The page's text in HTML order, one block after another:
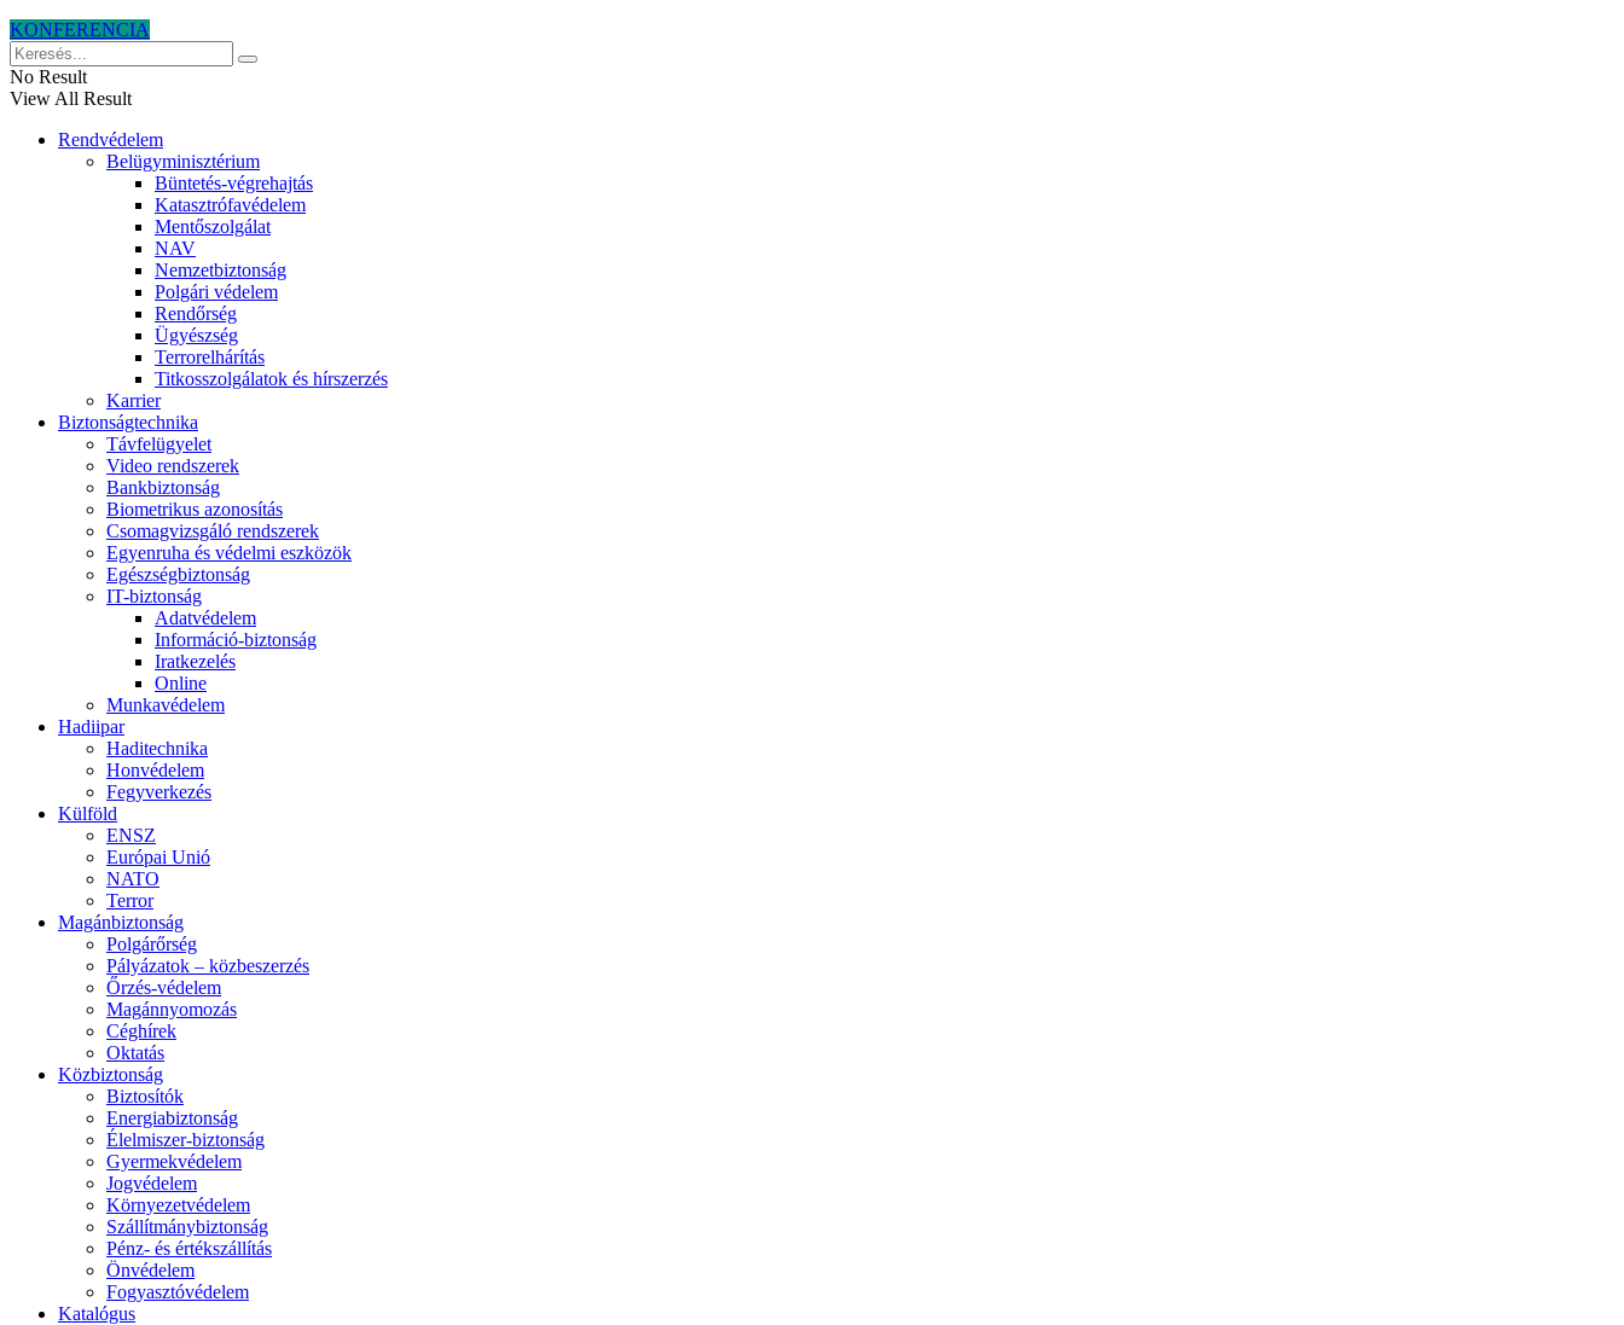
KONFERENCIA
No Result
View All Result
Rendvédelem
Belügyminisztérium
Büntetés-végrehajtás
Katasztrófavédelem
Mentőszolgálat
NAV
Nemzetbiztonság
Polgári védelem
Rendőrség
Ügyészség
Terrorelhárítás
Titkosszolgálatok és hírszerzés
Karrier
Biztonságtechnika
Távfelügyelet
Video rendszerek
Bankbiztonság
Biometrikus azonosítás
Csomagvizsgáló rendszerek
Egyenruha és védelmi eszközök
Egészségbiztonság
IT-biztonság
Adatvédelem
Információ-biztonság
Iratkezelés
Online
Munkavédelem
Hadiipar
Haditechnika
Honvédelem
Fegyverkezés
Külföld
ENSZ
Európai Unió
NATO
Terror
Magánbiztonság
Polgárőrség
Pályázatok – közbeszerzés
Őrzés-védelem
Magánnyomozás
Céghírek
Oktatás
Közbiztonság
Biztosítók
Energiabiztonság
Élelmiszer-biztonság
Gyermekvédelem
Jogvédelem
Környezetvédelem
Szállítmánybiztonság
Pénz- és értékszállítás
Önvédelem
Fogyasztóvédelem
Katalógus